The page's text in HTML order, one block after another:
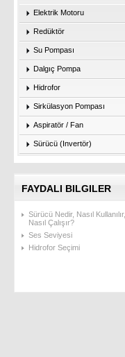
Elektrik Motoru
Redüktör
Su Pompası
Dalgıç Pompa
Hidrofor
Sirkülasyon Pompası
Aspiratör / Fan
Sürücü (Invertör)
FAYDALI BILGILER
Sürücü Nedir, Nasıl Kullanılır,
Nasıl Çalışır?
Ses Seviyesi
Hidrofor Seçimi